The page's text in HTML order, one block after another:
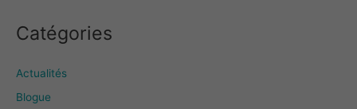
Catégories
Actualités
Blogue